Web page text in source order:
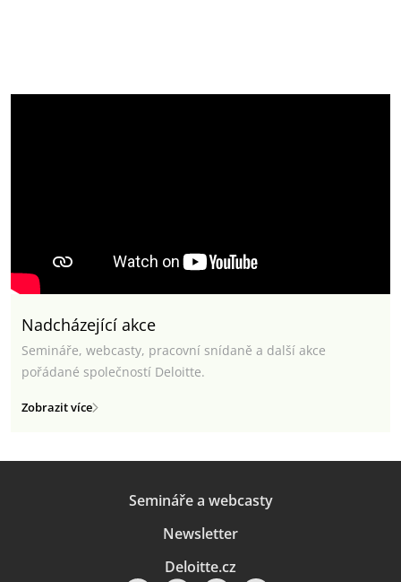
Nadcházející akce
Semináře, webcasty, pracovní snídaně a další akce
pořádané společností Deloitte.
Zobrazit více
Semináře a webcasty
Newsletter
Deloitte.cz